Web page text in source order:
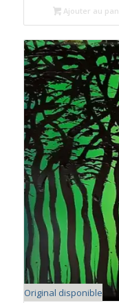
Ajouter au
Original disponible